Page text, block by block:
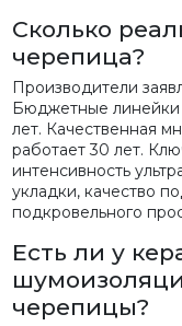
Сколько
черепица?
Производители
Бюджетные линейки
лет. Качественная
работает 30 лет.
интенсивность
укладки, качество
подкровельного
Есть ли у
черепицы?